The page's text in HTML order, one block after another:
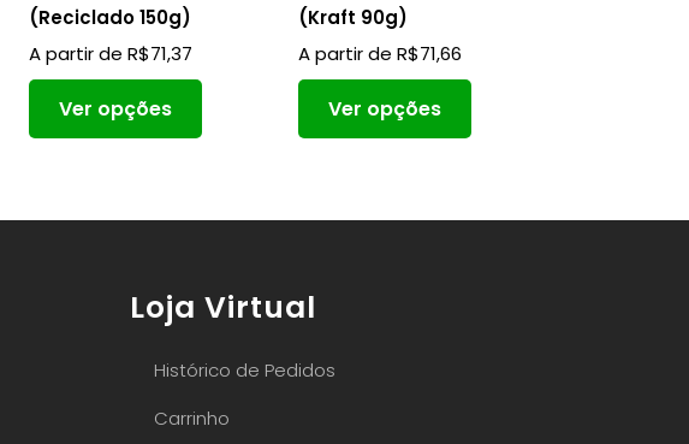
(Reciclado 150g)
A partir deR$71,37
Ver opções
(Kraft 90g)
A partir deR$71,66
Ver opções
Loja Virtual
Histórico de Pedidos
Carrinho